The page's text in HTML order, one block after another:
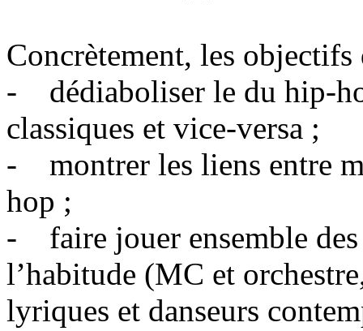
Concrètement, les
- dédiaboliser le du hip-
classiques et vice-versa ;
- montrer les liens entre
hop ;
- faire jouer ensemble des
l’habitude (MC et
lyriques et danseurs